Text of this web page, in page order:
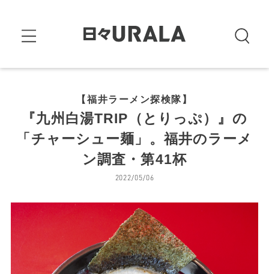
【福井ラーメン探検隊】
『九州白湯TRIP（とりっぷ）』の
「チャーシュー麺」。福井のラーメ
ン調査・第41杯
2022/05/06